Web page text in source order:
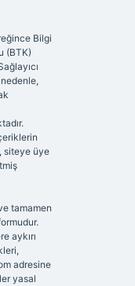
Bilgi
(BTK)
siteye üye
tamamen
aykırı
adresine
yasal